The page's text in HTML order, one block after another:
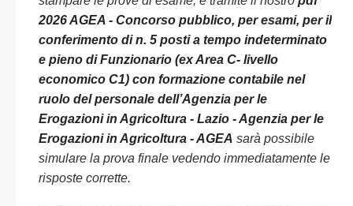
2026 AGEA - Concorso pubblico, per esami, per il
conferimento di n. 5 posti a tempo indeterminato
e pieno di Funzionario (ex Area C- livello
economico C1) con formazione contabile nel
ruolo del personale dell’Agenzia per le
Erogazioni in Agricoltura - Lazio - Agenzia per le
Erogazioni in Agricoltura - AGEA sarà possibile
simulare la prova finale vedendo immediatamente le
risposte corrette.